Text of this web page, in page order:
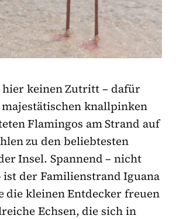
keinen Zutritt – dafür
knallpinken
Flamingos am Strand auf
zu den beliebtesten
Insel. Spannend – nicht
der Familienstrand Iguana
die kleinen Entdecker freuen
Echsen, die sich in